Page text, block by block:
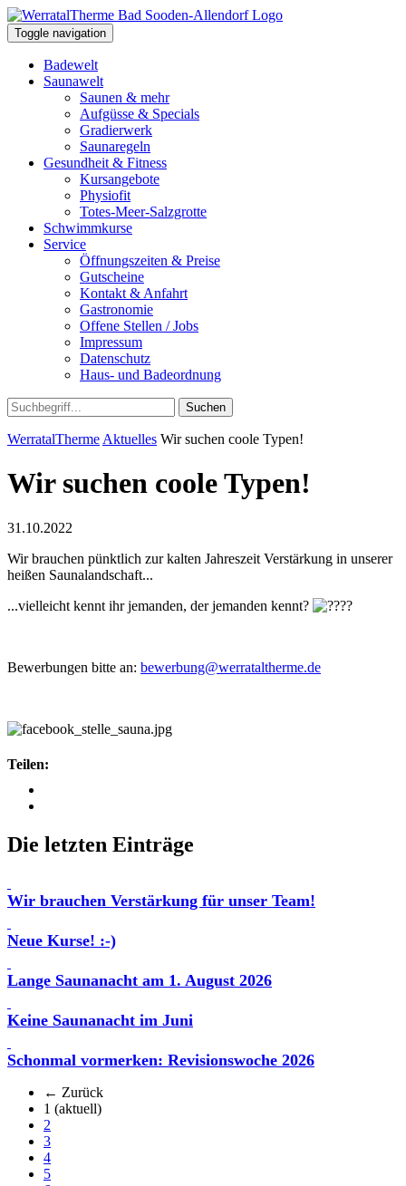
Toggle navigation
Badewelt
Saunawelt
Saunen & mehr
Aufgüsse & Specials
Gradierwerk
Saunaregeln
Gesundheit & Fitness
Kursangebote
Physiofit
Totes-Meer-Salzgrotte
Schwimmkurse
Service
Öffnungszeiten & Preise
Gutscheine
Kontakt & Anfahrt
Gastronomie
Offene Stellen / Jobs
Impressum
Datenschutz
Haus- und Badeordnung
Suchen
WerratalTherme Aktuelles Wir suchen coole Typen!
Wir suchen coole Typen!
31.10.2022
Wir brauchen pünktlich zur kalten Jahreszeit Verstärkung in unserer
heißen Saunalandschaft...
...vielleicht kennt ihr jemanden, der jemanden kennt?
Bewerbungen bitte an: bewerbung@werrataltherme.de
Teilen:
Die letzten Einträge
Wir brauchen Verstärkung für unser Team!
Neue Kurse! :-)
Lange Saunanacht am 1. August 2026
Keine Saunanacht im Juni
Schonmal vormerken: Revisionswoche 2026
← Zurück
1 (aktuell)
2
3
4
5